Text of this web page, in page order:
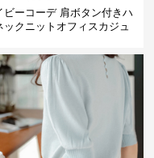
ビーコーデ 肩ボタン付きハ
ックニットオフィスカジュ